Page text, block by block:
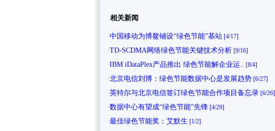
相关新闻
·中国移动为博鳌铺设“绿色节能”基站 [4/17]
·TD-SCDMA网络绿色节能关键技术分析 [9/16]
·IBM iDataPlex产品推出 绿色节能解企业运.. [8/4]
·北京电信刘博：绿色节能数据中心是发展趋势 [6/27]
·英特尔与北京电信签订绿色节能合作项目备忘录 [6/26]
·数据中心有望成“绿色节能”先锋 [4/29]
·最佳绿色节能奖：艾默生 [1/2]